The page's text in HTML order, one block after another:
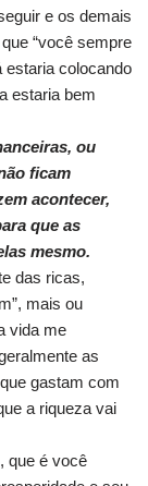
e os demais
“você sempre
estaria colocando
estaria bem
ou
ficam
acontecer,
que as
mesmo.
das ricas,
mais ou
vida me
as
gastam com
a riqueza vai
que é você